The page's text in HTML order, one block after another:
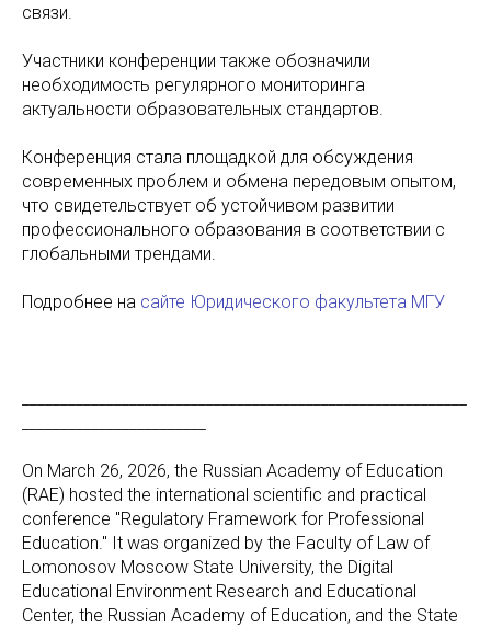
связи.
Участники конференции также обозначили
необходимость регулярного мониторинга
актуальности образовательных стандартов.
Конференция стала площадкой для обсуждения
современных проблем и обмена передовым опытом,
что свидетельствует об устойчивом развитии
профессионального образования в соответствии с
глобальными трендами.
Подробнее на сайте Юридического факультета МГУ
On March 26, 2026, the Russian Academy of Education
(RAE) hosted the international scientific and practical
conference "Regulatory Framework for Professional
Education." It was organized by the Faculty of Law of
Lomonosov Moscow State University, the Digital
Educational Environment Research and Educational
Center, the Russian Academy of Education, and the State